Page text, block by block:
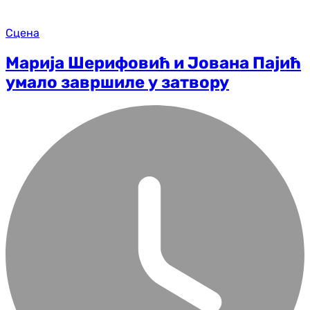
Сцена
Марија Шерифовић и Јована Пајић
умало завршиле у затвору